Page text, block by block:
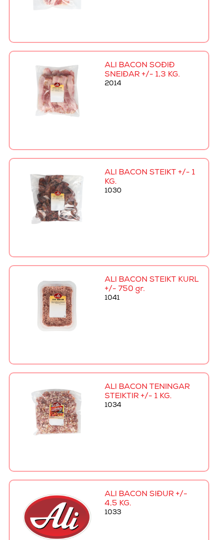
ALI BACON SOÐIÐ
SNEIÐAR +/- 1,3 KG.
2014
ALI BACON STEIKT +/- 1
KG.
1030
ALI BACON STEIKT KURL
+/- 750 gr.
1041
ALI BACON TENINGAR
STEIKTIR +/- 1 KG.
1034
ALI BACON SÍÐUR +/-
4,5 KG.
1033